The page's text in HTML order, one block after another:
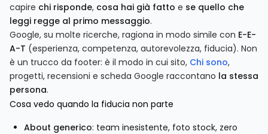
capire chi risponde, cosa hai già fatto e se quello che
leggi regge al primo messaggio.
Google, su molte ricerche, ragiona in modo simile con E-E-
A-T (esperienza, competenza, autorevolezza, fiducia). Non
è un trucco da footer: è il modo in cui sito, Chi sono,
progetti, recensioni e scheda Google raccontano la stessa
persona.
Cosa vedo quando la fiducia non parte
About generico: team inesistente, foto stock, zero